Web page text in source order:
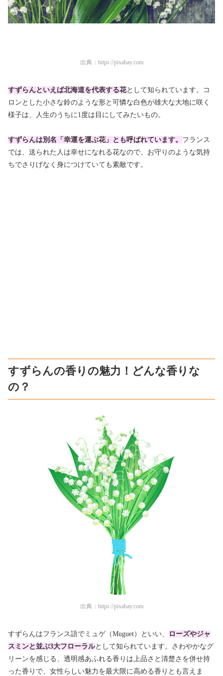
出典： https://pixabay.com
すずらんといえば北海道を代表する花として知られています。コ
ロンとした小さな鈴のような形と可憐な白色が雄大な大地に咲く
様子は、人生のうちに1度は目にしてみたいもの。
すずらんは別名「幸運を運ぶ花」とも呼ばれています。 フランス
では、送られた人は幸せになれる花なので、お守りのような気持
ちでさりげなく身につけていても素敵です。
すずらんの香りの魅力！どんな香りな
の？
出典： https://pixabay.com
すずらんはフランス語でミュゲ（Muguet）といい、
ローズやジャ
スミンと並ぶ3大フローラルとして知られています。さわやかなグ
リーンを感じる、透明感あふれる香りは上品さと清楚さを併せ持
った香りで、女性らしい魅力を最大限に高める香りとも言えま